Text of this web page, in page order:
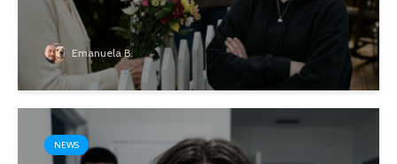
Emanuela B.
NEWS